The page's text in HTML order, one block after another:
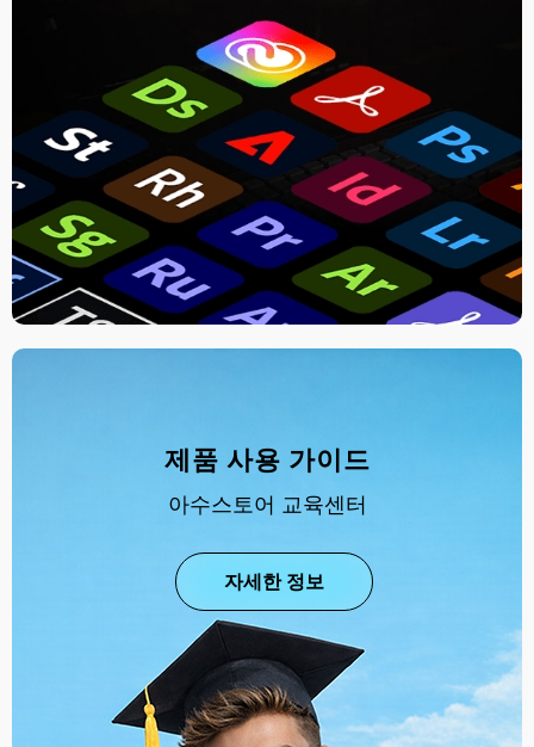
제품 사용 가이드
아수스토어 교육센터
자세한 정보